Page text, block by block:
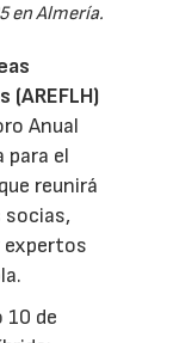
en Almería.
Anual
para el
reunirá
socias,
expertos
10 de